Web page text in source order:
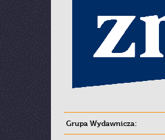
Grupa Wydawnicza: